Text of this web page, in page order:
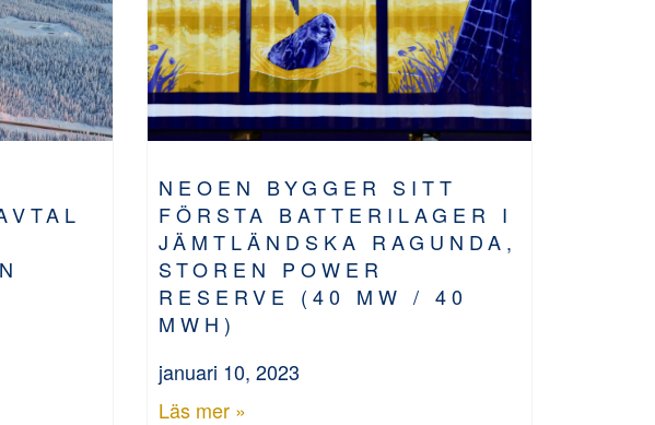
NEOEN BYGGER SITT
FÖRSTA BATTERILAGER I
JÄMTLÄNDSKA RAGUNDA,
STOREN POWER
RESERVE (40 MW / 40
MWH)
januari 10, 2023
Läs mer »